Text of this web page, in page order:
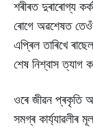
শৰীৰত দুৰাৰোগ্য
ৰোগে অৱশেষত
এপ্ৰিল তাৰিখে
শেষ নিশ্বাস ত্যাগ
ওৰে জীৱন প্ৰকৃতি
সমগ্ৰ কাৰ্য্যাৱলীৰ